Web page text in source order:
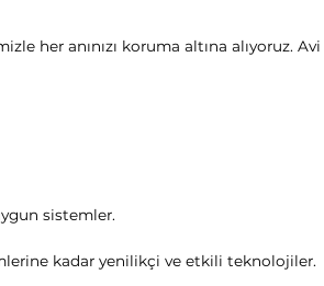
her anınızı koruma altına alıyoruz.
sistemler.
kadar yenilikçi ve etkili teknolojiler.